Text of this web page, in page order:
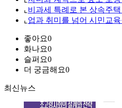
⌞ 비과세 특례로 본 상속주
⌞ 업과 취미를 넘어 시민교
좋아요0
화나요0
슬퍼요0
더 궁금해요0
최신뉴스